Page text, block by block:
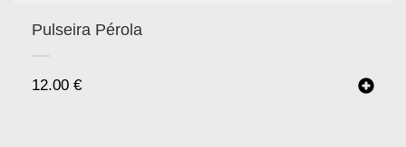
Pulseira Pérola
12.00 €